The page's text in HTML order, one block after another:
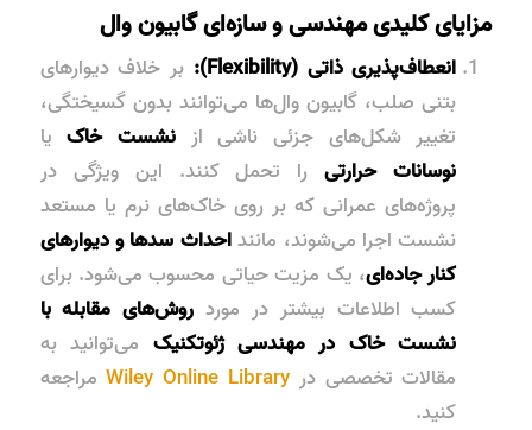
مزایای کلیدی مهندسی و سازه‌ای گابیون وال
انعطاف‌پذیری ذاتی (Flexibility):
بر خلاف دیوارهای
بتنی صلب، گابیون وال‌ها می‌توانند بدون گسیختگی،
تغییر شکل‌های جزئی ناشی ازنشست خاکیا
نوسانات حرارتیرا تحمل کنند. این ویژگی در
پروژه‌های عمرانی که بر رویخاک‌های نرم یا مستعد
نشستاجرا می‌شوند، ماننداحداث سدها و دیوارهای
کنار جاده‌ای، یک مزیت حیاتی محسوب می‌شود. برای
کسب اطلاعات بیشتر در مورد روش‌های مقابله با
نشست خاک در مهندسی ژئوتکنیک می‌توانید به
مقالات تخصصی در
مراجعه
کنید.